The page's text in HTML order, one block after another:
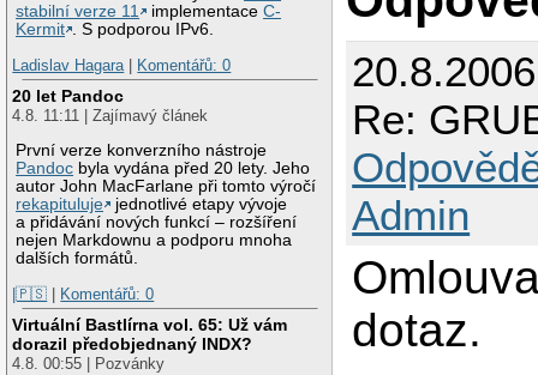
stabilní verze 11
implementaceC-
Kermit . S podporou IPv6.
Ladislav Hagara | Komentářů: 0
20 let Pandoc
4.8. 11:11 | Zajímavý článek
První verze konverzního nástroje
Pandoc byla vydána před 20 lety. Jeho
autor John MacFarlane při tomto výročí
rekapituluje
jednotlivé etapy vývoje
a přidávání nových funkcí – rozšíření
nejen Markdownu a podporu mnoha
dalších formátů.
|🇵🇸 | Komentářů: 0
Virtuální Bastlírna vol. 65: Už vám
dorazil předobjednaný INDX?
4.8. 00:55 | Pozvánky
Re:
Admin
dotaz.